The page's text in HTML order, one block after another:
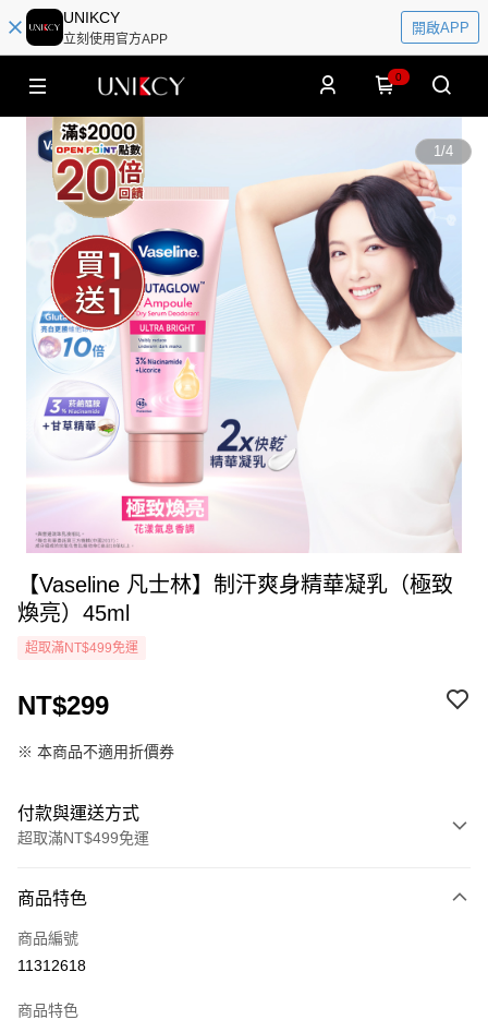
UNIKCY
立刻使用官方APP
開啟APP
0
1/4
【Vaseline 凡士林】制汗爽身精華凝乳（極致
煥亮）45ml
超取滿NT$499免運
NT$299
※ 本商品不適用折價券
付款與運送方式
超取滿NT$499免運
icash Pay
信用卡一次付款
商品特色
商品編號
11312618
商品特色